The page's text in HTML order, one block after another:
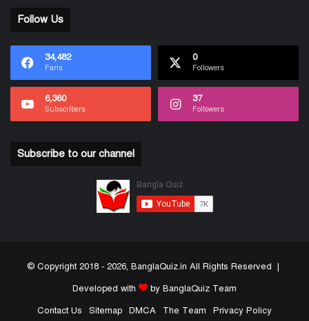
Follow Us
34,482
Fans
0
Followers
6,360
Subscribers
37
Followers
Subscribe to our channel
© Copyright 2018 - 2026, BanglaQuiz.in All Rights Reserved |
Developed with
by BanglaQuiz Team
Contact Us
Sitemap DMCA The Team Privacy Policy